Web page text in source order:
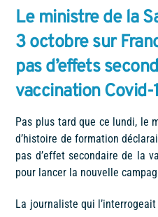
Le ministre de la
3 octobre sur
pas d’effets
vaccination Covid-
Pas plus tard que ce lundi, le
d’histoire de formation
pas d’effet secondaire de la
pour lancer la nouvelle
La journaliste qui